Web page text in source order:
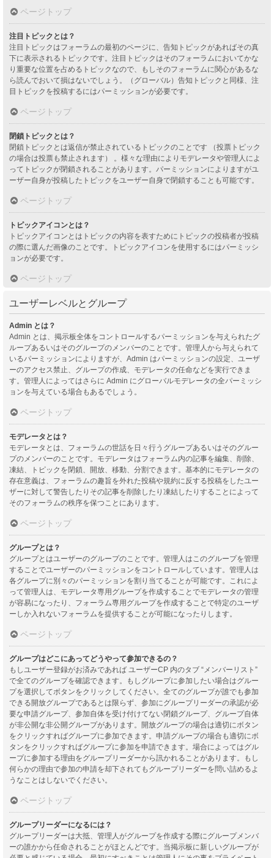
ページトップ
注目トピックとは？
注目トピックはフォーラムの最初のページに、告知トピックがあればその真
下に表示されるトピックです。注目トピックはそのフォーラムにおいてかな
り重要な位置を占めるトピックなので、もしそのフォーラムに関心があるな
ら読んでおいて損はないでしょう。（グローバル）告知トピックと同様、注
目トピックを投稿するにはパーミッションが必要です。
ページトップ
閉鎖トピックとは？
閉鎖トピックとは返信が禁止されているトピックのことです （投票トピック
の場合は投票も禁止されます） 。様々な理由によりモデレータや管理人によ
ってトピックが閉鎖されることがあります。パーミッションによりますがユ
ーザー自身が投稿したトピックをユーザー自身で閉鎖することも可能です。
ページトップ
トピックアイコンとは？
トピックアイコンとはトピックの内容を表すためにトピックの投稿者が投稿
の際に選んだ画像のことです。トピックアイコンを使用するにはパーミッシ
ョンが必要です。
ページトップ
ユーザーレベルとグループ
Admin とは？
Admin とは、掲示板全体をコントロールするパーミッションを与えられたグ
ループあるいはそのグループのメンバーのことです。管理人から与えられて
いるパーミッションによりますが、Admin はパーミッションの設定、ユーザ
ーのアクセス禁止、グループの作成、モデレータの任命などを実行できま
す。管理人によってはさらに Admin にグローバルモデレータの全パーミッシ
ョンを与えている場合もあるでしょう。
ページトップ
モデレータとは？
モデレータとは、フォーラムの世話を日々行うグループあるいはそのグルー
プのメンバーのことです。モデレータはフォーラム内の記事を編集、削除、
凍結、トピックを閉鎖、開放、移動、分割できます。基本的にモデレータの
存在意義は、フォーラムの趣旨を外れた投稿や規約に反する投稿をしたユー
ザーに対して警告したりその記事を削除したり凍結したりすることによって
そのフォーラムの秩序を保つことにあります。
ページトップ
グループとは？
グループとはユーザーのグループのことです。管理人はこのグループを管理
することでユーザーのパーミッションをコントロールしています。管理人は
各グループに別々のパーミッションを割り当てることが可能です。これによ
って管理人は、モデレータ専用グループを作成することでモデレータの管理
が容易になったり、フォーラム専用グループを作成することで特定のユーザ
ーしか入れないフォーラムを提供することが可能になったりします。
ページトップ
グループはどこにあってどうやって参加できるの？
もしユーザー登録がお済みであれば ユーザーCP 内のタブ “メンバーリスト”
で全てのグループを確認できます。もしグループに参加したい場合はグルー
プを選択してボタンをクリックしてください。全てのグループが誰でも参加
できる開放グループであるとは限らず、参加にグループリーダーの承認が必
要な申請グループ、参加自体を受け付けてない閉鎖グループ、グループ自体
が非公開な非公開グループがあります。開放グループの場合は適切にボタン
をクリックすればグループに参加できます。申請グループの場合も適切にボ
タンをクリックすればグループに参加を申請できます。場合によってはグル
ープに参加する理由をグループリーダーから訊かれることがあります。もし
何らかの理由で参加の申請を却下されてもグループリーダーを問い詰めるよ
うなことはしないでください。
ページトップ
グループリーダーになるには？
グループリーダーは大抵、管理人がグループを作成する際にグループメンバ
ーの誰かから任命されることがほとんどです。当掲示板に新しいグループが